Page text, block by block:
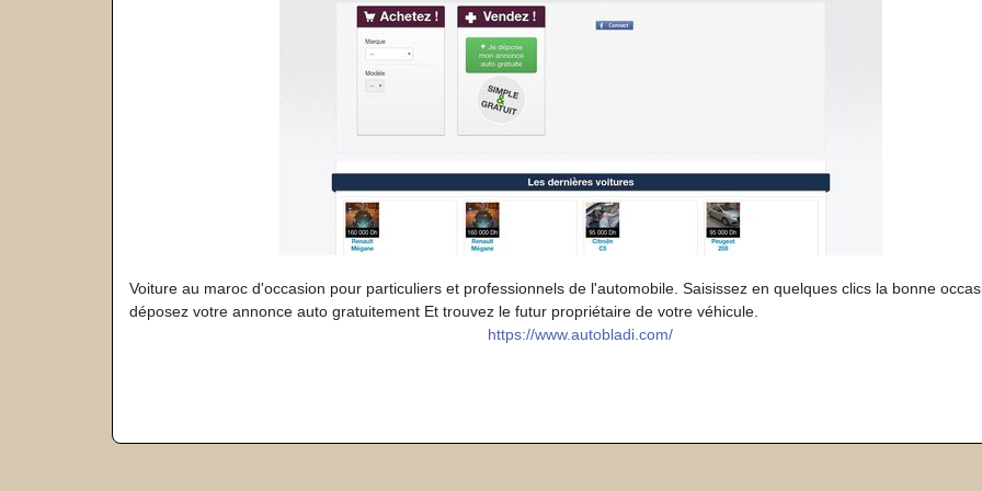
Voiture au maroc d'occasion pour particuliers et professionnels de l'automobile. Saisissez en quelques clics la bonne
déposez votre annonce auto gratuitement Et trouvez le futur propriétaire de votre véhicule.
https://www.autobladi.com/